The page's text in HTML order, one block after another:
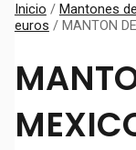
Inicio / Mantones
euros / MANTON